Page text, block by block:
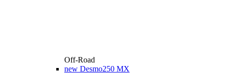
Off-Road
new Desmo250 MX